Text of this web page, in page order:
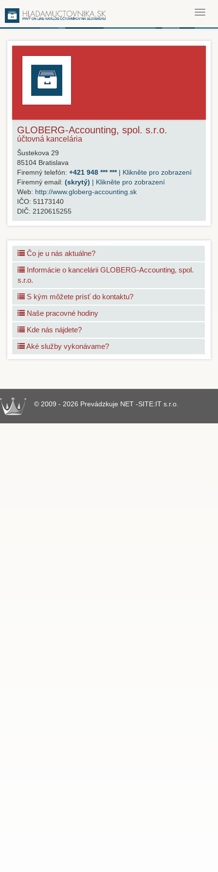
GLOBERG-Accounting, spol. s.r.o.
účtovná kancelária
Šustekova 29
85104 Bratislava
Firemný telefón: +421 948 *** ***| Klikněte pro zobrazení
Firemný email: (skrytý) | Klikněte pro zobrazení
Web: http://www.globerg-accounting.sk
IČO: 51173140
DIČ: 2120615255
Čo je u nás aktuálne?
Informácie o kancelárii GLOBERG-Accounting, spol.
s.r.o.
S kým môžete prísť do kontaktu?
Naše pracovné hodiny
Kde nás nájdete?
Aké služby vykonávame?
© 2009 - 2026 Prevádzkuje NET -SITE:IT s.r.o.